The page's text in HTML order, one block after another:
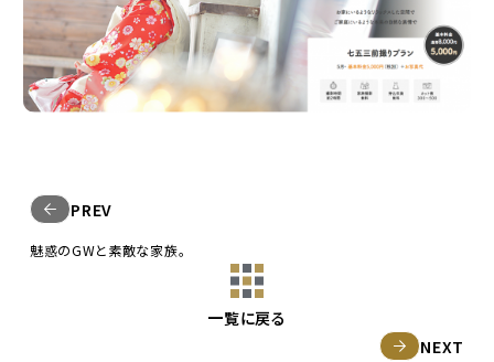
PREV
魅惑のGWと素敵な家族。
一覧に戻る
NEXT